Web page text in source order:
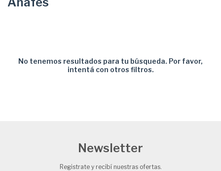
No tenemos resultados para tu búsqueda. Por favor,
intentá con otros filtros.
Newsletter
Registrate y recibí nuestras ofertas.